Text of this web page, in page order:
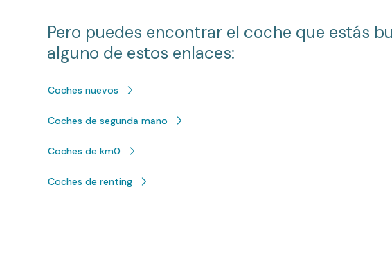
Pero puedes encontrar el coche que estás
alguno de estos enlaces:
Coches nuevos
Coches de segunda mano
Coches de km0
Coches de renting